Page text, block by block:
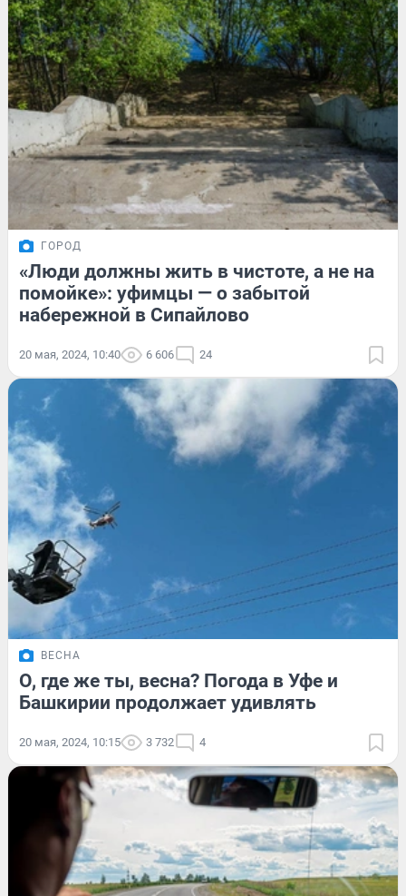
ГОРОД
«Люди должны жить в чистоте, а не на
помойке»: уфимцы — о забытой
набережной в Сипайлово
20 мая, 2024, 10:40 6 606 24
ВЕСНА
О, где же ты, весна? Погода в Уфе и
Башкирии продолжает удивлять
20 мая, 2024, 10:15 3 732 4